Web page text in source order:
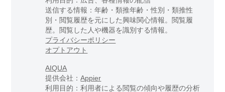
送信する情報：年齢・類推年齢・性別・類推性
別・閲覧履歴を元にした興味関心情報。閲覧履
歴。閲覧した人や機器を識別する情報。
プライバシーポリシー
オプトアウト
AIQUA
提供会社：Appier
利用目的：利用者による閲覧の傾向や履歴の分析